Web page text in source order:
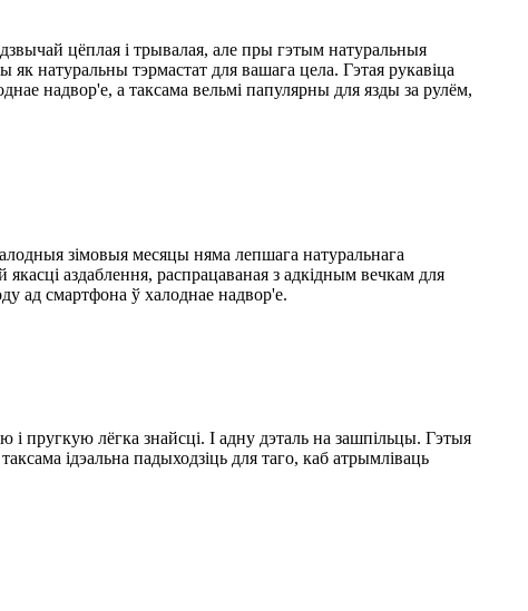
цёплая і трывалая, але пры гэтым натуральныя
натуральны тэрмастат для вашага цела. Гэтая рукавіца
надвор'е, а таксама вельмі папулярны для язды за рулём,
зімовыя месяцы няма лепшага натуральнага
аздаблення, распрацаваная з адкідным вечкам для
ад смартфона ў халоднае надвор'е.
і пругкую лёгка знайсці. І адну дэталь на зашпільцы. Гэтыя
ідэальна падыходзіць для таго, каб атрымліваць